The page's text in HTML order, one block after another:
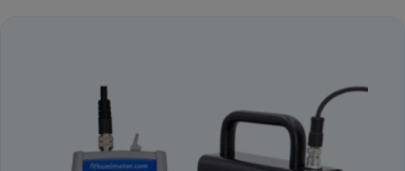
ABSOLUTE FEUCHTE
GLEICHGEWICHTSFEUCHTE
WASSERAKTIVITÄT